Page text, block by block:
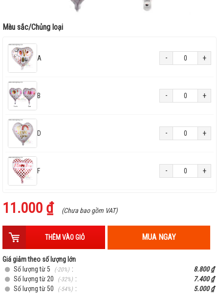
Màu sắc/Chủng loại
A - +
B - +
D - +
F - +
G
E +
11.000 ₫ (Chưa bao gồm VAT)
THÊM VÀO GIỎ MUA NGAY
Giá giảm theo số lượng lớn
Số lượng từ 5
(-20%) :
8.800 ₫
Số lượng từ 20
(-32%) :
7.400 ₫
Số lượng từ 50
(-54%) : 5.000 ₫